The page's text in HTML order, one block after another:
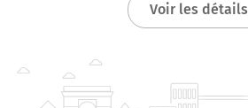
Voir les détails